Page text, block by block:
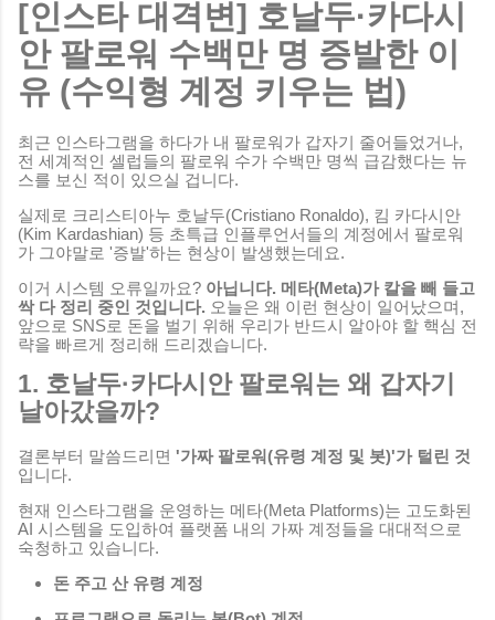
[인스타 대격변] 호날두·카다시
안 팔로워 수백만 명 증발한 이
유 (수익형 계정 키우는 법)
최근 인스타그램을 하다가 내 팔로워가 갑자기 줄어들었거나,
전 세계적인 셀럽들의 팔로워 수가 수백만 명씩 급감했다는 뉴
스를 보신 적이 있으실 겁니다.
실제로 크리스티아누 호날두(Cristiano Ronaldo), 킴 카다시안
(Kim Kardashian) 등 초특급 인플루언서들의 계정에서 팔로워
가 그야말로 '증발'하는 현상이 발생했는데요.
이거 시스템 오류일까요? 아닙니다. 메타(Meta)가 칼을 빼 들고
싹 다 정리 중인 것입니다. 오늘은 왜 이런 현상이 일어났으며,
앞으로 SNS로 돈을 벌기 위해 우리가 반드시 알아야 할 핵심 전
략을 빠르게 정리해 드리겠습니다.
1. 호날두·카다시안 팔로워는 왜 갑자기
날아갔을까?
결론부터 말씀드리면 '가짜 팔로워(유령 계정 및 봇)'가 털린 것
입니다.
현재 인스타그램을 운영하는 메타(Meta Platforms)는 고도화된
AI 시스템을 도입하여 플랫폼 내의 가짜 계정들을 대대적으로
숙청하고 있습니다.
돈 주고 산 유령 계정